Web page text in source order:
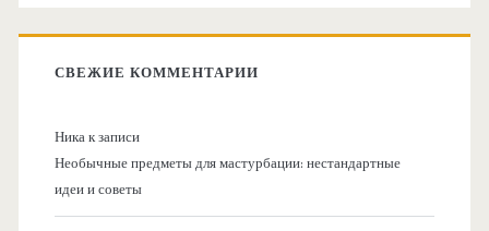
СВЕЖИЕ КОММЕНТАРИИ
Никак записи
Необычные предметы для мастурбации: нестандартные
идеи и советы